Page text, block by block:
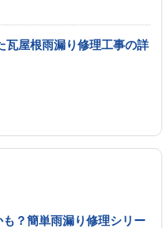
瓦屋根雨漏り修理工事の詳
？簡単雨漏り修理シリー